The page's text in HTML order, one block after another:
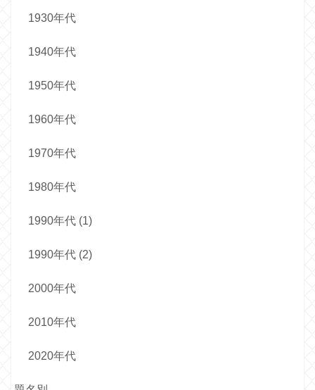
1930年代
1940年代
1950年代
1960年代
1970年代
1980年代
1990年代 (1)
1990年代 (2)
2000年代
2010年代
2020年代